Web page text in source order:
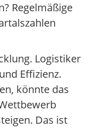
Regelmäßige
Logistiker
Effizienz.
könnte das
Das ist